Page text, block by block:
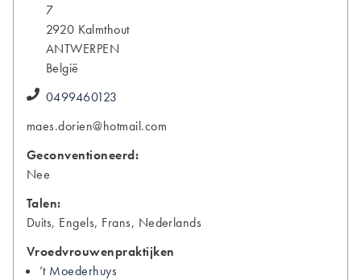
7
2920 Kalmthout
ANTWERPEN
België
0499460123
maes.dorien@hotmail.com
Geconventioneerd:
Nee
Talen:
Duits, Engels, Frans, Nederlands
Vroedvrouwenpraktijken
’t Moederhuys